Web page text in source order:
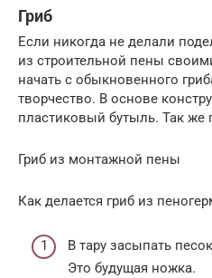
Гриб
Если никогда не делали
из строительной пены
начать с обыкновенного
творчество. В основе
пластиковый бутыль. Так же
Гриб из монтажной пены
Как делается гриб из
В тару засыпать
Это будущая ножка.